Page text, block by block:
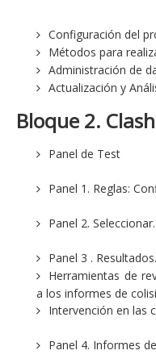
Configuración del
Métodos para
Administración de
Actualización y
Bloque 2.
Panel de Test
Panel 1. Reglas:
Panel 2. Seleccionar.
Panel 3 . Resultados.
Herramientas de
a los informes de
Intervención en las
Panel 4. Informes